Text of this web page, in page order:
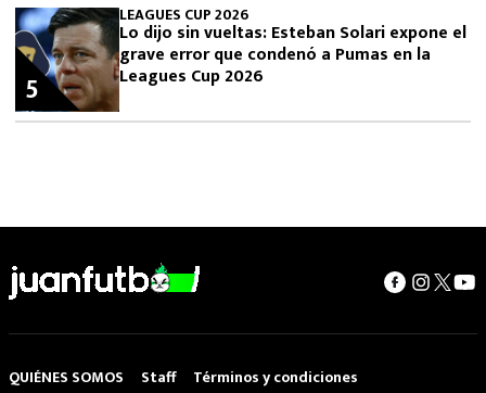
LEAGUES CUP 2026
Lo dijo sin vueltas: Esteban Solari expone el
grave error que condenó a Pumas en la
Leagues Cup 2026
5
QUIÉNES SOMOS Staff Términos y condiciones